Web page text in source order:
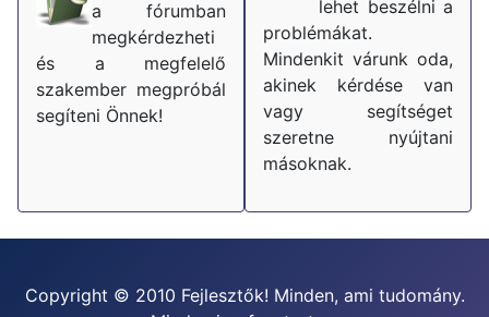
a fórumban
megkérdezheti
és a megfelelő
szakember megpróbál
segíteni Önnek!
lehet beszélni a
problémákat.
Mindenkit várunk oda,
akinek kérdése van
vagy segítséget
szeretne nyújtani
másoknak.
Copyright © 2010 Fejlesztők! Minden, ami tudomány.